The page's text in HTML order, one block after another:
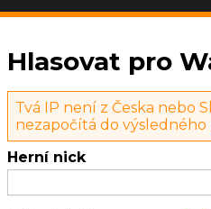
Hlasovat pro
Tvá IP není z Česka nebo
nezapočítá do výsledného
Herní nick